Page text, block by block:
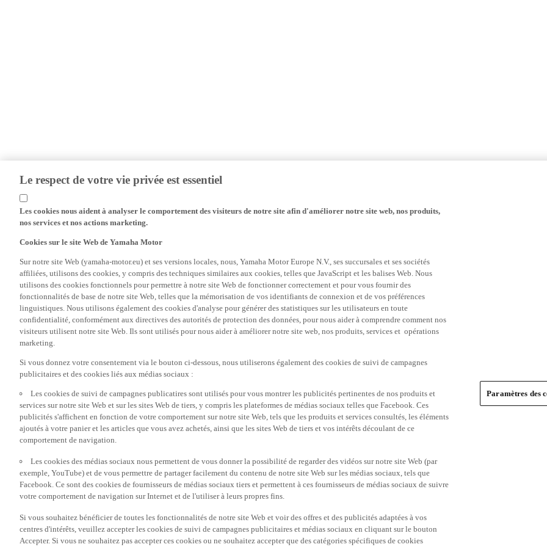
Le respect de votre vie privée est essentiel
Les cookies nous aident à analyser le comportement des visiteurs de notre site afin d'améliorer notre site web, nos produits,
nos services et nos actions marketing.
Cookies sur le site Web de Yamaha Motor
Sur notre site Web (yamaha-motor.eu) et ses versions locales, nous, Yamaha Motor Europe N.V., ses succursales et ses sociétés
affiliées, utilisons des cookies, y compris des techniques similaires aux cookies, telles que JavaScript et les balises Web. Nous
utilisons des cookies fonctionnels pour permettre à notre site Web de fonctionner correctement et pour vous fournir des
fonctionnalités de base de notre site Web, telles que la mémorisation de vos identifiants de connexion et de vos préférences
linguistiques. Nous utilisons également des cookies d'analyse pour générer des statistiques sur les utilisateurs en toute
confidentialité, conformément aux directives des autorités de protection des données, pour nous aider à comprendre comment nos
visiteurs utilisent notre site Web. Ils sont utilisés pour nous aider à améliorer notre site web, nos produits, services et opérations
marketing.
Si vous donnez votre consentement via le bouton ci-dessous, nous utiliserons également des cookies de suivi de campagnes
publicitaires et des cookies liés aux médias sociaux :
Les cookies de suivi de campagnes publicatires sont utilisés pour vous montrer les publicités pertinentes de nos produits et
services sur notre site Web et sur les sites Web de tiers, y compris les plateformes de médias sociaux telles que Facebook. Ces
publicités s'affichent en fonction de votre comportement sur notre site Web, tels que les produits et services consultés, les éléments
ajoutés à votre panier et les articles que vous avez achetés, ainsi que les sites Web de tiers et vos intérêts découlant de ce
comportement de navigation.
Les cookies des médias sociaux nous permettent de vous donner la possibilité de regarder des vidéos sur notre site Web (par
exemple, YouTube) et de vous permettre de partager facilement du contenu de notre site Web sur les médias sociaux, tels que
Facebook. Ce sont des cookies de fournisseurs de médias sociaux tiers et permettent à ces fournisseurs de médias sociaux de suivre
votre comportement de navigation sur Internet et de l'utiliser à leurs propres fins.
Si vous souhaitez bénéficier de toutes les fonctionnalités de notre site Web et voir des offres et des publicités adaptées à vos
centres d'intérêts, veuillez accepter les cookies de suivi de campagnes publicitaires et médias sociaux en cliquant sur le bouton
Accepter. Si vous ne souhaitez pas accepter ces cookies ou ne souhaitez accepter que des catégories spécifiques de cookies
Paramètres des